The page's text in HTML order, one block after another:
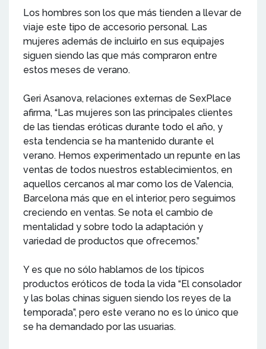
Los hombres son los que más tienden a llevar de
viaje este tipo de accesorio personal. Las
mujeres además de incluirlo en sus equipajes
siguen siendo las que más compraron entre
estos meses de verano.
Geri Asanova, relaciones externas de SexPlace
afirma, “Las mujeres son las principales clientes
de las tiendas eróticas durante todo el año, y
esta tendencia se ha mantenido durante el
verano. Hemos experimentado un repunte en las
ventas de todos nuestros establecimientos, en
aquellos cercanos al mar como los de Valencia,
Barcelona más que en el interior, pero seguimos
creciendo en ventas. Se nota el cambio de
mentalidad y sobre todo la adaptación y
variedad de productos que ofrecemos.”
Y es que no sólo hablamos de los típicos
productos eróticos de toda la vida “El consolador
y las bolas chinas siguen siendo los reyes de la
temporada”, pero este verano no es lo único que
se ha demandado por las usuarias.